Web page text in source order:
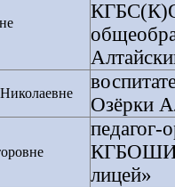
Озёрки
педагог-
лицей»